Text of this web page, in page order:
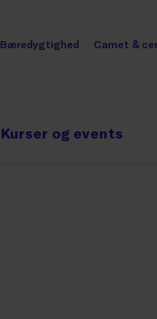
Bæredygtighed Carnet &
Kurser og events